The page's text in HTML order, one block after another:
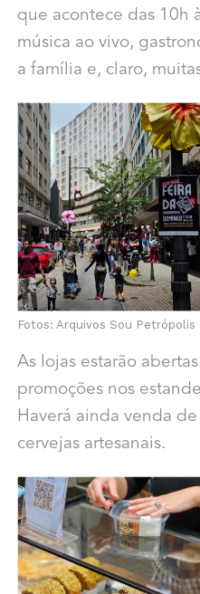
que acontece das 10h
música ao vivo,
a família e, claro,
Fotos: Arquivos Sou Petrópolis
As lojas estarão
promoções nos
Haverá ainda venda
cervejas artesanais.